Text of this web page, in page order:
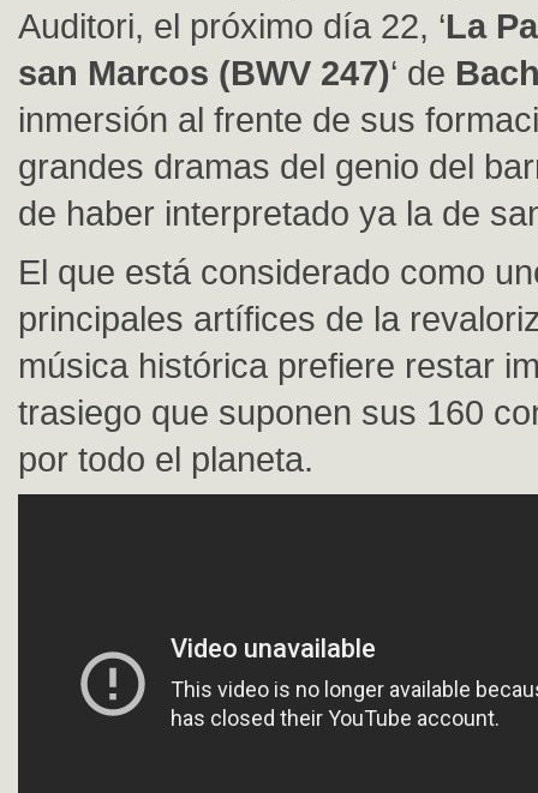
Auditori, el próximo día 22, ‘La
san Marcos (BWV 247)‘ de
inmersión al frente de sus
grandes dramas del genio del
de haber interpretado ya la de
El que está considerado como
principales artífices de la
música histórica prefiere restar
trasiego que suponen sus 160
por todo el planeta.